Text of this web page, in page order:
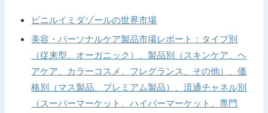
ビニルイミダゾールの世界市場
美容・パーソナルケア製品市場レポート：タイプ別
（従来型、オーガニック）、製品別（スキンケア、ヘ
アケア、カラーコスメ、フレグランス、その他）、価
格別（マス製品、プレミアム製品）、流通チャネル別
（スーパーマーケット、ハイパーマーケット、専門